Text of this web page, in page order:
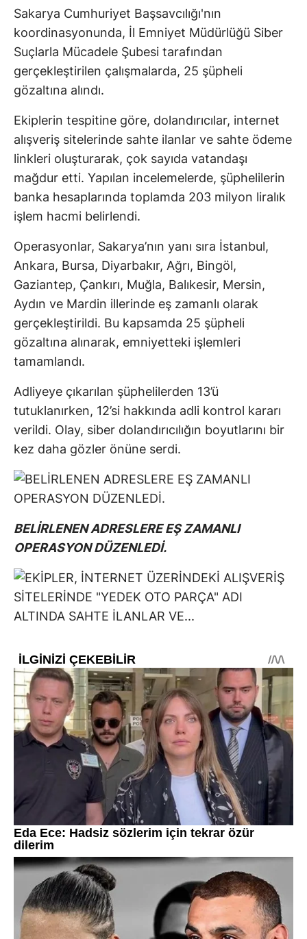
Sakarya Cumhuriyet Başsavcılığı'nın
koordinasyonunda, İl Emniyet Müdürlüğü Siber
Suçlarla Mücadele Şubesi tarafından
gerçekleştirilen çalışmalarda, 25 şüpheli
gözaltına alındı.
Ekiplerin tespitine göre, dolandırıcılar, internet
alışveriş sitelerinde sahte ilanlar ve sahte ödeme
linkleri oluşturarak, çok sayıda vatandaşı
mağdur etti. Yapılan incelemelerde, şüphelilerin
banka hesaplarında toplamda 203 milyon liralık
işlem hacmi belirlendi.
Operasyonlar, Sakarya’nın yanı sıra İstanbul,
Ankara, Bursa, Diyarbakır, Ağrı, Bingöl,
Gaziantep, Çankırı, Muğla, Balıkesir, Mersin,
Aydın ve Mardin illerinde eş zamanlı olarak
gerçekleştirildi. Bu kapsamda 25 şüpheli
gözaltına alınarak, emniyetteki işlemleri
tamamlandı.
Adliyeye çıkarılan şüphelilerden 13’ü
tutuklanırken, 12’si hakkında adli kontrol kararı
verildi. Olay, siber dolandırıcılığın boyutlarını bir
kez daha gözler önüne serdi.
BELİRLENEN ADRESLERE EŞ ZAMANLI
OPERASYON DÜZENLEDİ.